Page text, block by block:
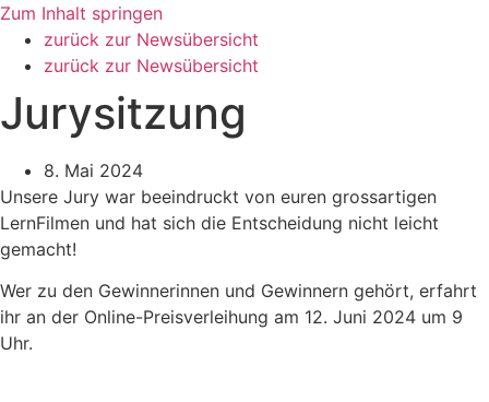
Zum Inhalt springen
zurück zur Newsübersicht
zurück zur Newsübersicht
Jurysitzung
8. Mai 2024
Unsere Jury war beeindruckt von euren grossartigen
LernFilmen und hat sich die Entscheidung nicht leicht
gemacht!
Wer zu den Gewinnerinnen und Gewinnern gehört, erfahrt
ihr an der Online-Preisverleihung am 12. Juni 2024 um 9
Uhr.